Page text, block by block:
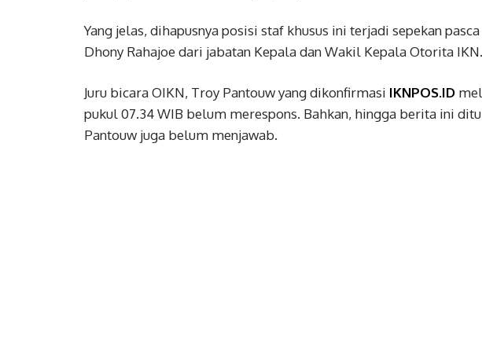
Yang jelas, dihapusnya posisi staf khusus ini terjadi sepekan
Dhony Rahajoe dari jabatan Kepala dan Wakil Kepala Otorita IKN.
Juru bicara OIKN, Troy Pantouw yang dikonfirmasi IKNPOS.ID
pukul 07.34 WIB belum merespons. Bahkan, hingga berita ini
Pantouw juga belum menjawab.